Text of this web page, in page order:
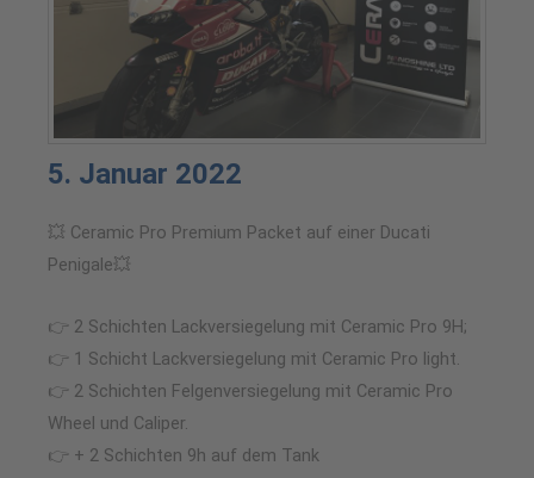
5. Januar 2022
💥 Ceramic Pro Premium Packet auf einer Ducati
Penigale💥
👉 2 Schichten Lackversiegelung mit Ceramic Pro 9H;
👉 1 Schicht Lackversiegelung mit Ceramic Pro light.
👉 2 Schichten Felgenversiegelung mit Ceramic Pro
Wheel und Caliper.
👉 + 2 Schichten 9h auf dem Tank